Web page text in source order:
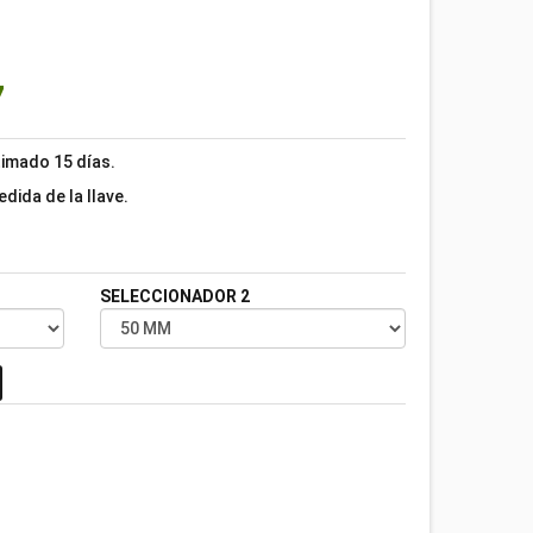
15 días.
de la llave.
SELECCIONADOR 2